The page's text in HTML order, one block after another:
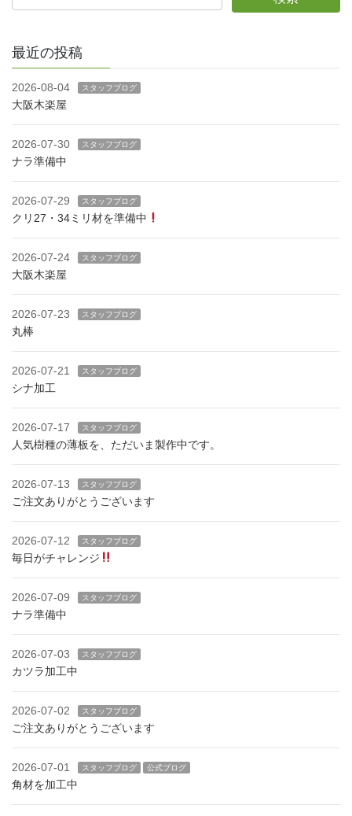
最近の投稿
2026-08-04 スタッフブログ
大阪木楽屋
2026-07-30 スタッフブログ
ナラ準備中
2026-07-29 スタッフブログ
クリ27・34ミリ材を準備中
2026-07-24 スタッフブログ
大阪木楽屋
2026-07-23 スタッフブログ
丸棒
2026-07-21 スタッフブログ
シナ加工
2026-07-17 スタッフブログ
人気樹種の薄板を、ただいま製作中です。
2026-07-13 スタッフブログ
ご注文ありがとうございます
2026-07-12 スタッフブログ
毎日がチャレンジ
2026-07-09 スタッフブログ
ナラ準備中
2026-07-03 スタッフブログ
カツラ加工中
2026-07-02 スタッフブログ
ご注文ありがとうございます
2026-07-01 スタッフブログ 公式ブログ
角材を加工中